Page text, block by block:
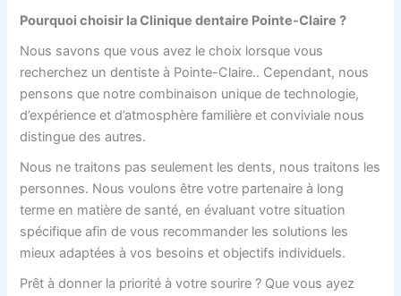
Pourquoi choisir la Clinique dentaire Pointe-Claire ?
Nous savons que vous avez le choix lorsque vous
recherchez un dentiste à Pointe-Claire.. Cependant, nous
pensons que notre combinaison unique de technologie,
d’expérience et d’atmosphère familière et conviviale nous
distingue des autres.
Nous ne traitons pas seulement les dents, nous traitons les
personnes. Nous voulons être votre partenaire à long
terme en matière de santé, en évaluant votre situation
spécifique afin de vous recommander les solutions les
mieux adaptées à vos besoins et objectifs individuels.
Prêt à donner la priorité à votre sourire ? Que vous ayez